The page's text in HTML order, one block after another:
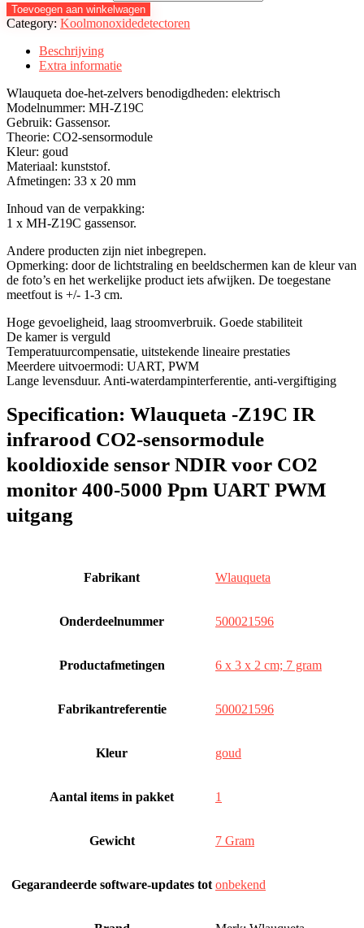
Toevoegen aan winkelwagen
Category: Koolmonoxidedetectoren
Beschrijving
Extra informatie
Wlauqueta doe-het-zelvers benodigdheden: elektrisch
Modelnummer: MH-Z19C
Gebruik: Gassensor.
Theorie: CO2-sensormodule
Kleur: goud
Materiaal: kunststof.
Afmetingen: 33 x 20 mm
Inhoud van de verpakking:
1 x MH-Z19C gassensor.
Andere producten zijn niet inbegrepen.
Opmerking: door de lichtstraling en beeldschermen kan de kleur van
de foto’s en het werkelijke product iets afwijken. De toegestane
meetfout is +/- 1-3 cm.
Hoge gevoeligheid, laag stroomverbruik. Goede stabiliteit
De kamer is verguld
Temperatuurcompensatie, uitstekende lineaire prestaties
Meerdere uitvoermodi: UART, PWM
Lange levensduur. Anti-waterdampinterferentie, anti-vergiftiging
Specification: Wlauqueta -Z19C IR
infrarood CO2-sensormodule
kooldioxide sensor NDIR voor CO2
monitor 400-5000 Ppm UART PWM
uitgang
Fabrikant ‎Wlauqueta
Onderdeelnummer ‎500021596
Productafmetingen ‎6 x 3 x 2 cm; 7 gram
Fabrikantreferentie ‎500021596
Kleur ‎goud
Aantal items in pakket ‎1
Gewicht ‎7 Gram
Gegarandeerde software-updates tot ‎onbekend